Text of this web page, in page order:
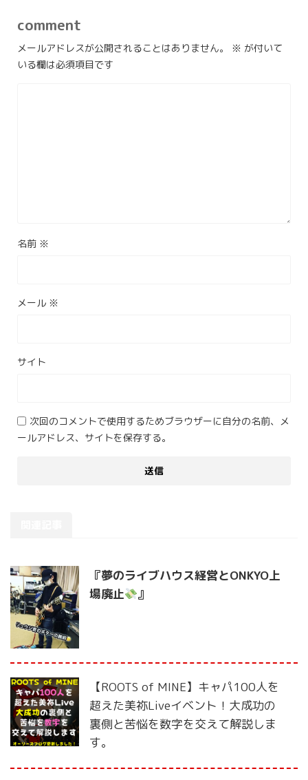
comment
メールアドレスが公開されることはありません。 ※ が付いて
いる欄は必須項目です
名前 ※
メール ※
サイト
次回のコメントで使用するためブラウザーに自分の名前、メ
ールアドレス、サイトを保存する。
『夢のライブハウス経営とONKYO上
場廃止
』
【ROOTS of MINE】キャパ100人を
超えた美祢Liveイベント！大成功の
裏側と苦悩を数字を交えて解説しま
す。